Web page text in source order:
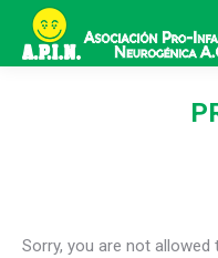
Sorry, you are not